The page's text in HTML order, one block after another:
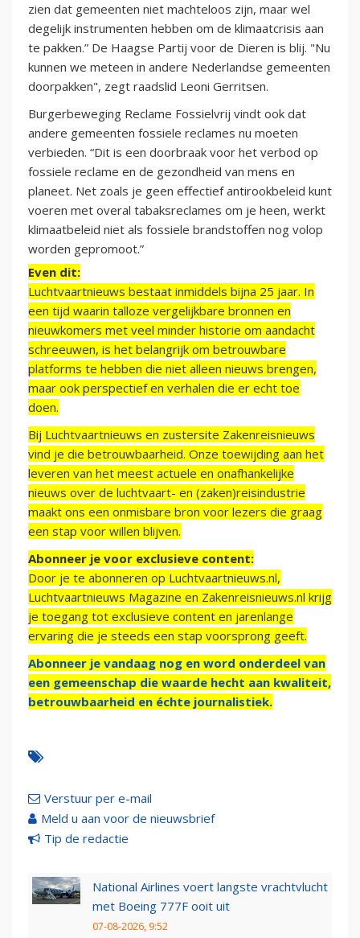
zien dat gemeenten niet machteloos zijn, maar wel
degelijk instrumenten hebben om de klimaatcrisis aan
te pakken.” De Haagse Partij voor de Dieren is blij. "Nu
kunnen we meteen in andere Nederlandse gemeenten
doorpakken", zegt raadslid Leoni Gerritsen.
Burgerbeweging Reclame Fossielvrij vindt ook dat
andere gemeenten fossiele reclames nu moeten
verbieden. “Dit is een doorbraak voor het verbod op
fossiele reclame en de gezondheid van mens en
planeet. Net zoals je geen effectief antirookbeleid kunt
voeren met overal tabaksreclames om je heen, werkt
klimaatbeleid niet als fossiele brandstoffen nog volop
worden gepromoot.”
Even dit:
Luchtvaartnieuws bestaat inmiddels bijna 25 jaar. In
een tijd waarin talloze vergelijkbare bronnen en
nieuwkomers met veel minder historie om aandacht
schreeuwen, is het belangrijk om betrouwbare
platforms te hebben die niet alleen nieuws brengen,
maar ook perspectief en verhalen die er echt toe
doen.
Bij Luchtvaartnieuws en zustersite Zakenreisnieuws
vind je die betrouwbaarheid. Onze toewijding aan het
leveren van het meest actuele en onafhankelijke
nieuws over de luchtvaart- en (zaken)reisindustrie
maakt ons een onmisbare bron voor lezers die graag
een stap voor willen blijven.
Abonneer je voor exclusieve content:
Door je te abonneren op Luchtvaartnieuws.nl,
Luchtvaartnieuws Magazine en Zakenreisnieuws.nl krijg
je toegang tot exclusieve content en jarenlange
ervaring die je steeds een stap voorsprong geeft.
Abonneer je vandaag nog en word onderdeel van
een gemeenschap die waarde hecht aan kwaliteit,
betrouwbaarheid en échte journalistiek.
Verstuur per e-mail
Meld u aan voor de nieuwsbrief
Tip de redactie
National Airlines voert langste vrachtvlucht
met Boeing 777F ooit uit
07-08-2026, 9:52